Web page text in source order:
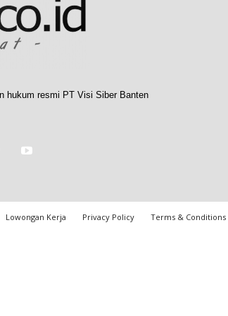
hukum resmi PT Visi Siber Banten
Lowongan Kerja Privacy Policy Terms & Conditions